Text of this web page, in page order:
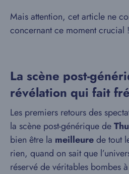
Mais attention, cet article ne
concernant ce moment crucial !
La scène post-
révélation qui fait
Les premiers retours des
la scène post-générique de
bien être la meilleurede tout
rien, quand on sait que
réservé de véritables bombes